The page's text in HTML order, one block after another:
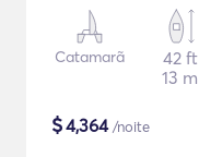
Catamarã
42 ft
13 m
$4,364/noite